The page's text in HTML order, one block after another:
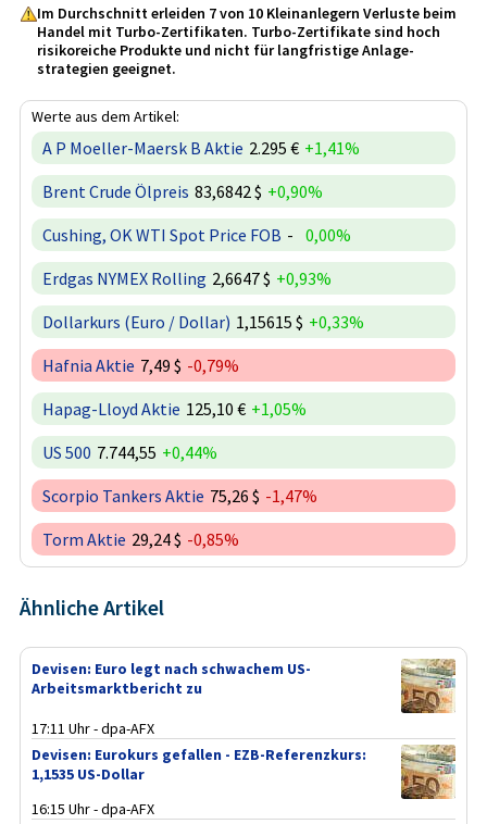
Im Durchschnitt erleiden 7 von 10 Kleinanlegern Verluste beim
Handel mit Turbo-Zertifikaten. Turbo-Zertifikate sind hoch
risikoreiche Produkte und nicht für langfristige Anlage­
strategien geeignet.
Werte aus dem Artikel:
A P Moeller-Maersk B Aktie 2.295 € +1,41%
Brent Crude Ölpreis 83,6842 $ +0,90%
Cushing, OK WTI Spot Price FOB - 0,00%
Erdgas NYMEX Rolling 2,6647 $ +0,93%
Dollarkurs (Euro / Dollar) 1,15615 $ +0,33%
Hafnia Aktie 7,49 $ -0,79%
Hapag-Lloyd Aktie 125,10 € +1,05%
US 500 7.744,55 +0,44%
Scorpio Tankers Aktie 75,26 $ -1,47%
Torm Aktie 29,24 $ -0,85%
Ähnliche Artikel
Devisen: Euro legt nach schwachem US-
Arbeitsmarktbericht zu
17:11 Uhr - dpa-AFX
Devisen: Eurokurs gefallen - EZB-Referenzkurs:
1,1535 US-Dollar
16:15 Uhr - dpa-AFX